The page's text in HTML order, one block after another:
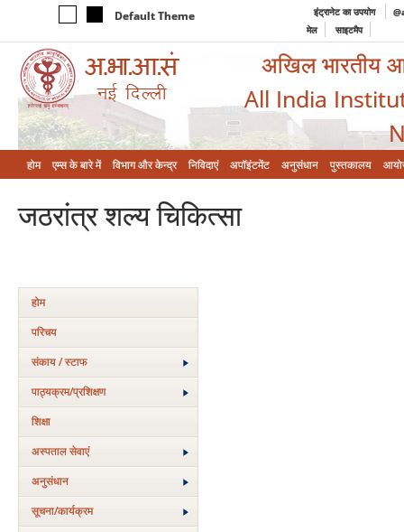
Default Theme इंट्रानेट का उपयोग
मेल
साइटमैप
अखिल भारतीय
All India
होम एम्‍स के बारे में विभाग और केन्‍द्र निविदाएं अपॉइंटमेंट अनुसंधान पुस्तकालय
जठरांत्र शल्‍य चिकित्‍सा
होम
परिचय
संकाय / स्टाफ
पाठ्यक्रम/प्रशिक्षण
शिक्षा
अस्‍पताल सेवाएं
अनुसंधान
सूचना/कार्यक्रम